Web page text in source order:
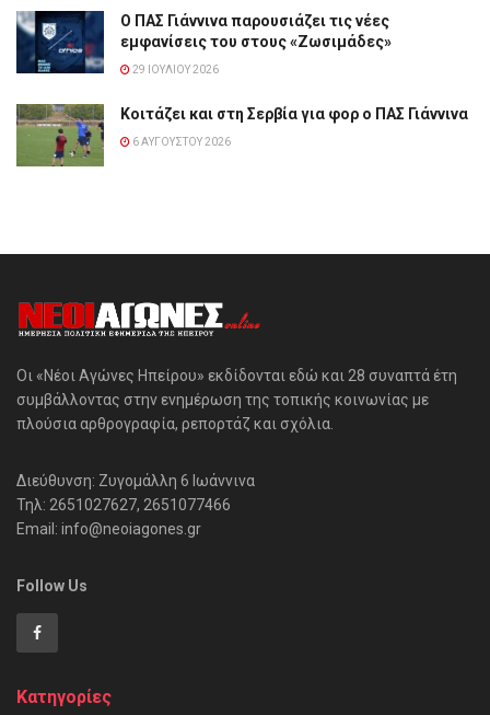
Ο ΠΑΣ Γιάννινα παρουσιάζει τις νέες
εμφανίσεις του στους «Ζωσιμάδες»
29 ΙΟΥΛΊΟΥ 2026
Κοιτάζει και στη Σερβία για φορ ο ΠΑΣ Γιάννινα
6 ΑΥΓΟΎΣΤΟΥ 2026
Οι «Νέοι Αγώνες Ηπείρου» εκδίδονται εδώ και 28 συναπτά έτη
συμβάλλοντας στην ενημέρωση της τοπικής κοινωνίας με
πλούσια αρθρογραφία, ρεπορτάζ και σχόλια.
Διεύθυνση: Ζυγομάλλη 6 Ιωάννινα
Τηλ: 2651027627, 2651077466
Email: info@neoiagones.gr
Follow Us
Κατηγορίες